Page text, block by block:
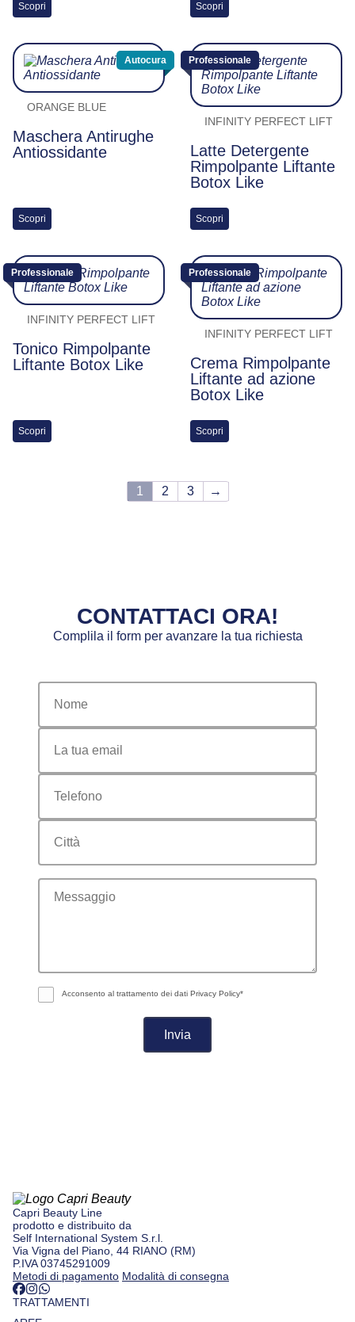
Scopri Scopri
Autocura
ORANGE BLUE
Maschera Antirughe
Antiossidante
Scopri
Professionale
INFINITY PERFECT LIFT
Latte Detergente
Rimpolpante Liftante
Botox Like
Scopri
Professionale
INFINITY PERFECT LIFT
Tonico Rimpolpante
Liftante Botox Like
Scopri
Professionale
INFINITY PERFECT LIFT
Crema Rimpolpante
Liftante ad azione
Botox Like
Scopri
1 2 3 →
CONTATTACI ORA!
Complila il form per avanzare la tua richiesta
nome
email
telefono
citta
messaggio
Acconsento al trattamento dei dati Privacy Policy*
Capri Beauty Line
prodotto e distribuito da
Self International System S.r.l.
Via Vigna del Piano, 44 RIANO (RM)
P.IVA 03745291009
Metodi di pagamento Modalità di consegna
TRATTAMENTI